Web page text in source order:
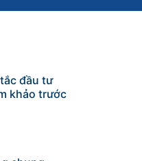
đầu tư
khảo trước